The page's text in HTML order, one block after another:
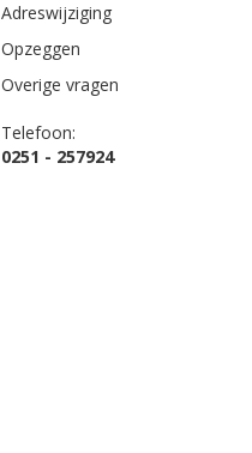
Adreswijziging
Opzeggen
Overige vragen
Telefoon:
0251 - 257924